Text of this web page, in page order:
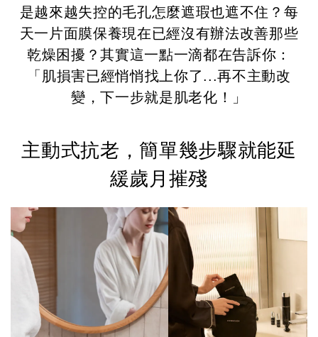
是越來越失控的毛孔怎麼遮瑕也遮不住？每
天一片面膜保養現在已經沒有辦法改善那些
乾燥困擾？其實這一點一滴都在告訴你：
「肌損害已經悄悄找上你了...再不主動改
變，下一步就是肌老化！」
主動式抗老，簡單幾步驟就能延
緩歲月摧殘